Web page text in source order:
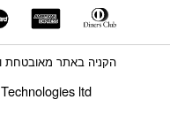
ltd
הקניה באתר מאובטחת